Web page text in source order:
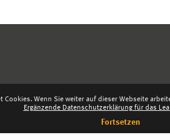
Cookies. Wenn Sie weiter auf dieser Webseite
Ergänzende Datenschutzerklärung für das
Fortsetzen